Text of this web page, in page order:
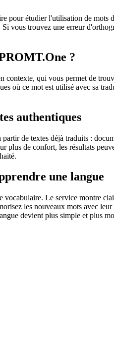
pour étudier l'utilisation de mots
vous trouvez une erreur
?
qui vous permet de
où ce mot est utilisé avec sa
authentiques
de textes déjà traduits :
plus de confort, les résultats
une langue
Le service montre
les nouveaux mots avec
devient plus simple et plus